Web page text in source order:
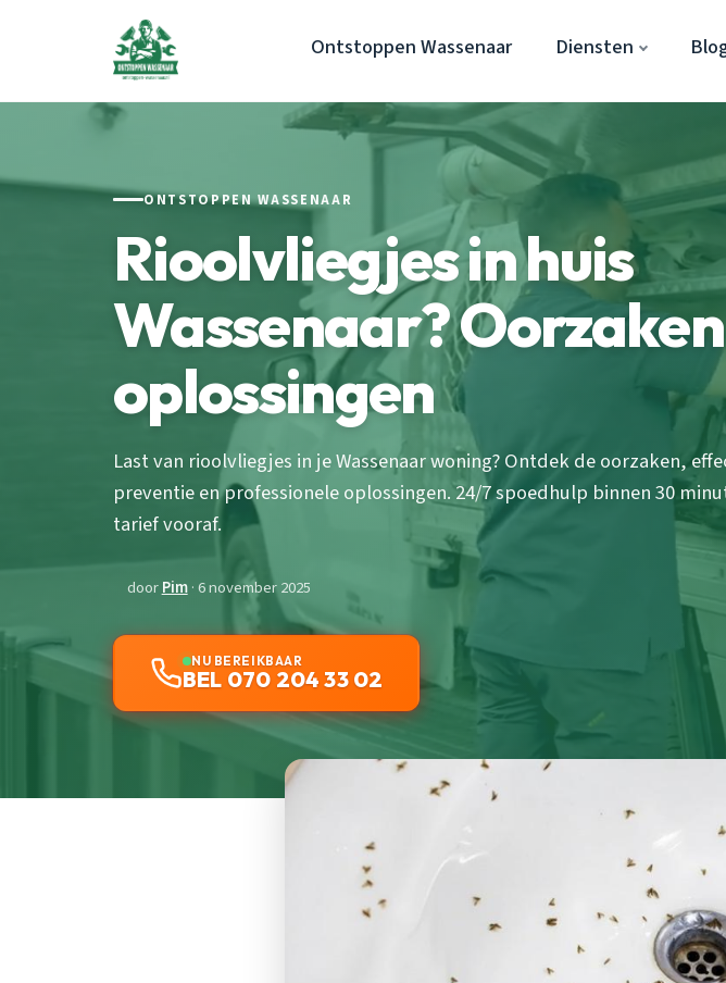
Ontstoppen Wassenaar Diensten
ONTSTOPPEN WASSENAAR
Rioolvliegjes in huis
Wassenaar?
oplossingen
Last van rioolvliegjes in je Wassenaar woning? Ontdek de oorzaken,
preventie en professionele oplossingen. 24/7 spoedhulp binnen 30
tarief vooraf.
doorPim· 6 november 2025
NU BEREIKBAAR
BEL 070 204 33 02